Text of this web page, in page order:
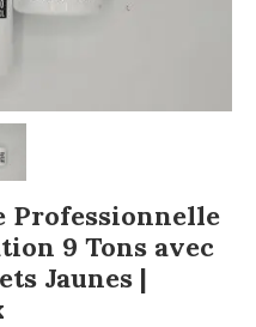
Professionnelle
9 Tons avec
Jaunes |